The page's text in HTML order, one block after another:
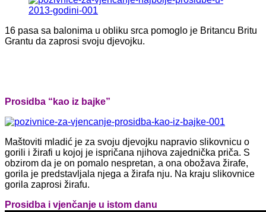
16 pasa sa balonima u obliku srca pomoglo je Britancu Britu
Grantu da zaprosi svoju djevojku.
Prosidba “kao iz bajke”
Maštoviti mladić je za svoju djevojku napravio slikovnicu o
gorili i žirafi u kojoj je ispričana njihova zajednička priča. S
obzirom da je on pomalo nespretan, a ona obožava žirafe,
gorila je predstavljala njega a žirafa nju. Na kraju slikovnice
gorila zaprosi žirafu.
Prosidba i vjenčanje u istom danu